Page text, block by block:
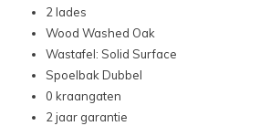
2 lades
Wood Washed Oak
Wastafel: Solid Surface
Spoelbak Dubbel
0 kraangaten
2 jaar garantie